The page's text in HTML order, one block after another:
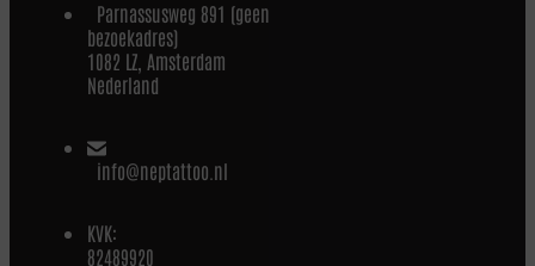
Parnassusweg 891 (geen
bezoekadres)
1082 LZ, Amsterdam
Nederland
info@neptattoo.nl
KVK:
82489920